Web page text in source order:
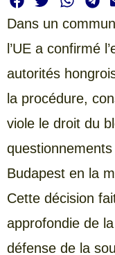
Dans un
l’UE a confirmé
autorités
la procédure,
viole le droit du
Budapest en la
Cette décision
approfondie de
défense de la